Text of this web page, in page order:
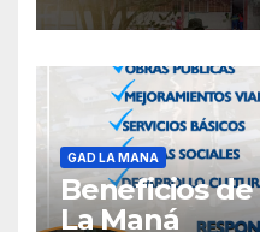
GAD LA MANA
Beneficios
La Maná